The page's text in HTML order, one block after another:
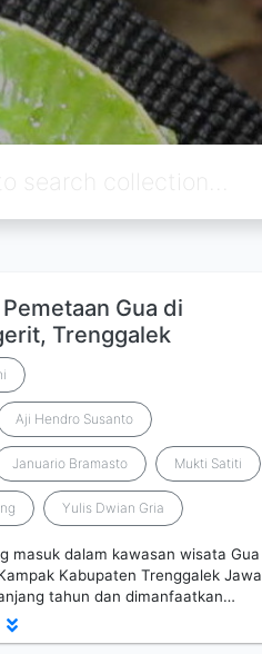
Gua di
Trenggalek
Aji Hendro Susanto
Januario Bramasto Mukti Satiti
Yulis Dwian Gria
masuk dalam kawasan wisata Gua
Kabupaten Trenggalek Jawa
tahun dan dimanfaatkan…